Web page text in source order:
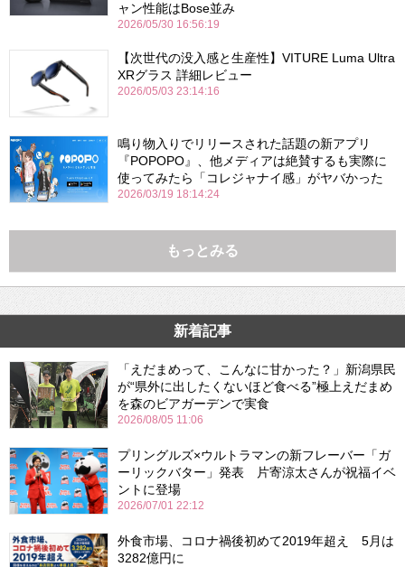
ャン性能はBose並み
2026/05/30 16:56:19
【次世代の没入感と生産性】VITURE Luma Ultra
XRグラス 詳細レビュー
2026/05/03 23:14:16
鳴り物入りでリリースされた話題の新アプリ
『POPOPO』、他メディアは絶賛するも実際に
使ってみたら「コレジャナイ感」がヤバかった
2026/03/19 18:14:24
もっとみる
新着記事
「えだまめって、こんなに甘かった？」新潟県民
が“県外に出したくないほど食べる”極上えだまめ
を森のビアガーデンで実食
2026/08/05 11:06
プリングルズ×ウルトラマンの新フレーバー「ガ
ーリックバター」発表 片寄涼太さんが祝福イベ
ントに登場
2026/07/01 22:12
外食市場、コロナ禍後初めて2019年超え 5月は
3282億円に